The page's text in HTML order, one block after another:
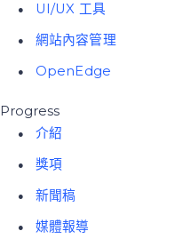
UI/UX 工具
網站內容管理
OpenEdge
Progress
介紹
獎項
新聞稿
媒體報導